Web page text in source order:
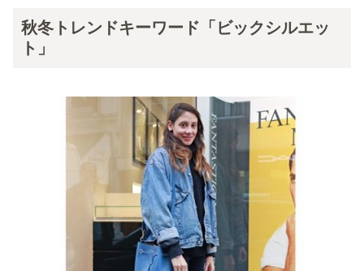
秋冬トレンドキーワード「ビックシルエッ
ト」